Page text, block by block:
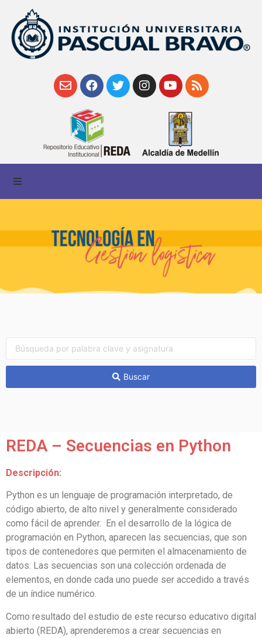
Buscar
REDA – Secuencias en Python
Descripción:
Python es un lenguaje de programación interpretado, de
código abierto, de alto nivel y generalmente considerado
como fácil de aprender. En el desarrollo de la lógica de
programación en Python, aparecen las secuencias, que son
tipos de contenedores que permiten el almacenamiento de
datos. Las secuencias son una colección ordenada de
elementos, en donde cada uno puede ser accedido a través
de un índice numérico.
Como resultado del estudio de este recurso educativo digital
abierto (REDA), aprenderemos a crear secuencias en